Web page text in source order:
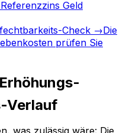
Geld
Check →Die
prüfen Sie
Verlauf